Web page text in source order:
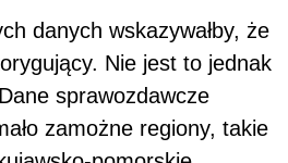
danych wskazywałby, że
Nie jest to jednak
sprawozdawcze
zamożne regiony, takie